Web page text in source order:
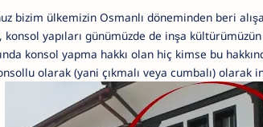
bizim ülkemizin Osmanlı döneminden beri
konsol yapıları günümüzde de inşa
konsol yapma hakkı olan hiç kimse bu
olarak (yani çıkmalı veya cumbalı) olarak